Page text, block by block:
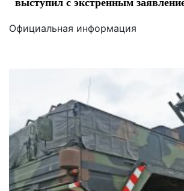
Официальная информация